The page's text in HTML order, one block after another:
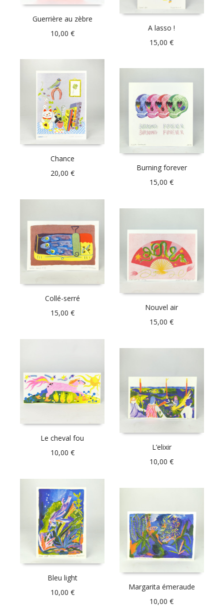
Guerrière au zèbre
10,00 €
A lasso !
15,00€
Chance
20,00 €
Burning forever
15,00€
Collé-serré
15,00 €
Nouvel air
15,00€
Le cheval fou
10,00 €
L’elixir
10,00€
Bleu light
10,00 €
Margarita émeraude
10,00€